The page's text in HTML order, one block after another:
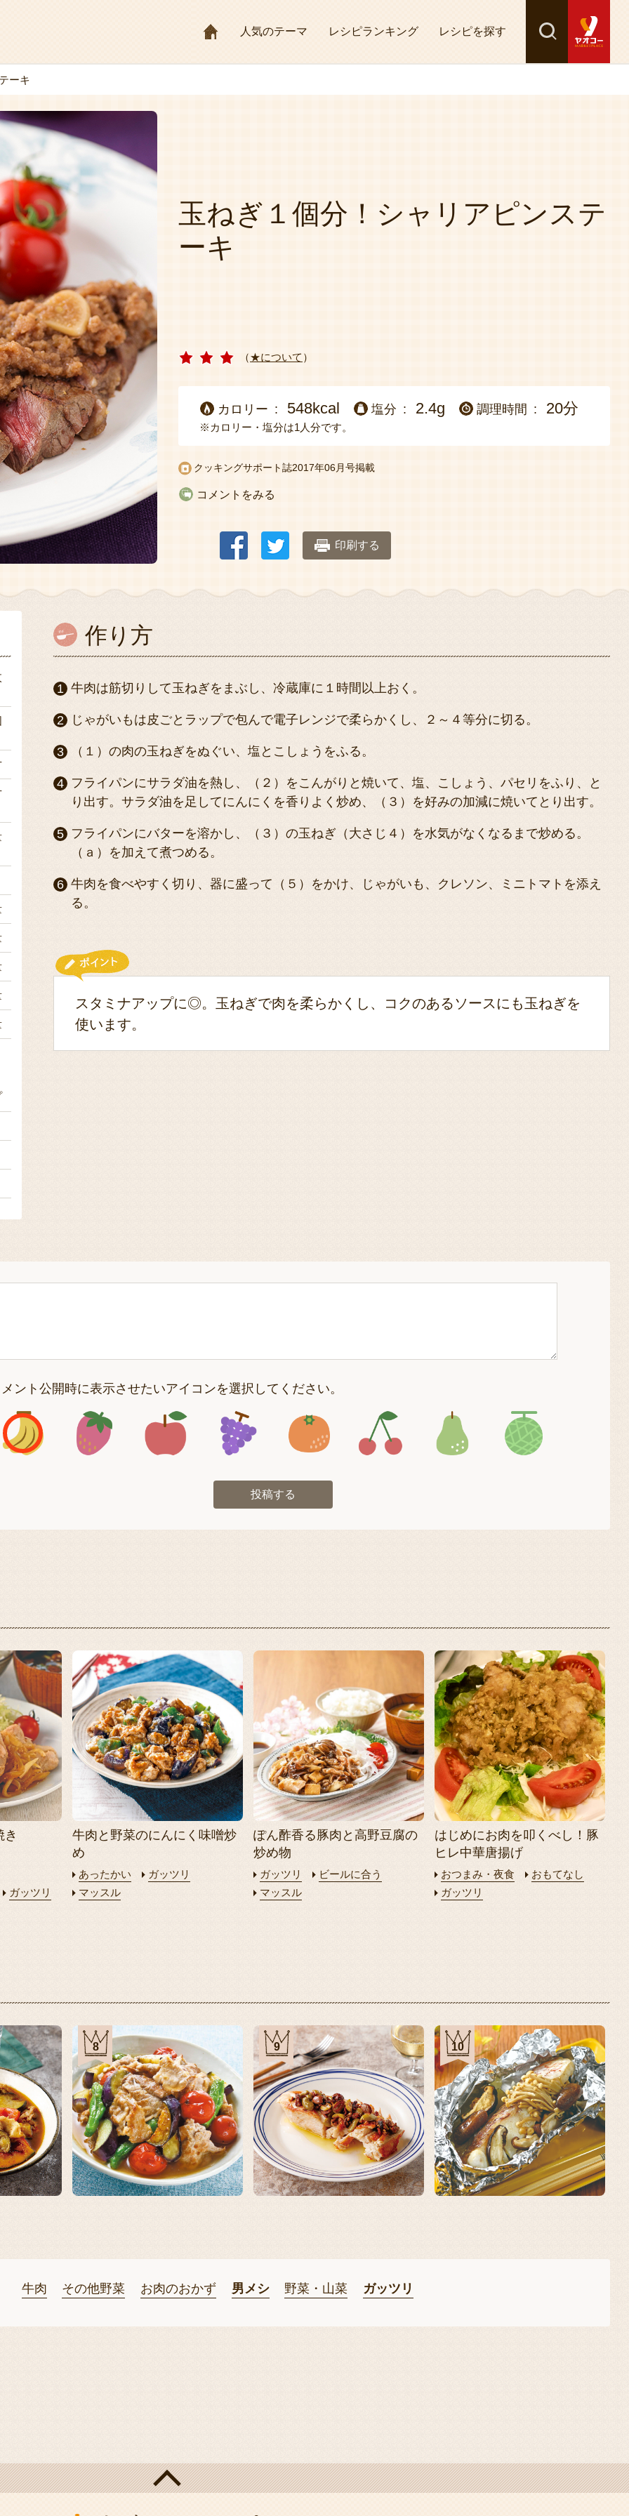
HOME人気のテーマ レシピランキング レシピを探す 検索
探す
ーキ
玉ねぎ１個分！シャリアピンステ
ーキ
（★について ）
カロリー 548kcal 塩分 2.4g 調理時間 20分
※カロリー・塩分は1人分です。
クッキングサポート誌2017年06月号掲載
コメントをみる
印刷する
作り方
牛肉は筋切りして玉ねぎをまぶし、冷蔵庫に１時間以上おく。
じゃがいもは皮ごとラップで包んで電子レンジで柔らかくし、２～４等分に切る。
（１）の肉の玉ねぎをぬぐい、塩とこしょうをふる。
フライパンにサラダ油を熱し、（２）をこんがりと焼いて、塩、こしょう、パセリをふり、と
り出す。サラダ油を足してにんにくを香りよく炒め、（３）を好みの加減に焼いてとり出す。
フライパンにバターを溶かし、（３）の玉ねぎ（大さじ４）を水気がなくなるまで炒める。
（ａ）を加えて煮つめる。
牛肉を食べやすく切り、器に盛って（５）をかけ、じゃがいも、クレソン、ミニトマトを添え
る。
スタミナアップに◎。玉ねぎで肉を柔らかくし、コクのあるソースにも玉ねぎを
使います。
ント公開時に表示させたいアイコンを選択してください。
アイコン1 アイコン2 アイコン3 アイコン4 アイコン5 アイコン6 アイコン7
投稿する
ガッツリ
牛肉と野菜のにんにく味噌炒
め
あったかい
ガッツリ
マッスル
ぽん酢香る豚肉と高野豆腐の
炒め物
ガッツリ
ビールに合う
マッスル
はじめにお肉を叩くべし！豚
ヒレ中華唐揚げ
おつまみ・夜食
おもてなし
ガッツリ
8 9 10
牛肉 その他野菜 お肉のおかず 男メシ 野菜・山菜 ガッツリ